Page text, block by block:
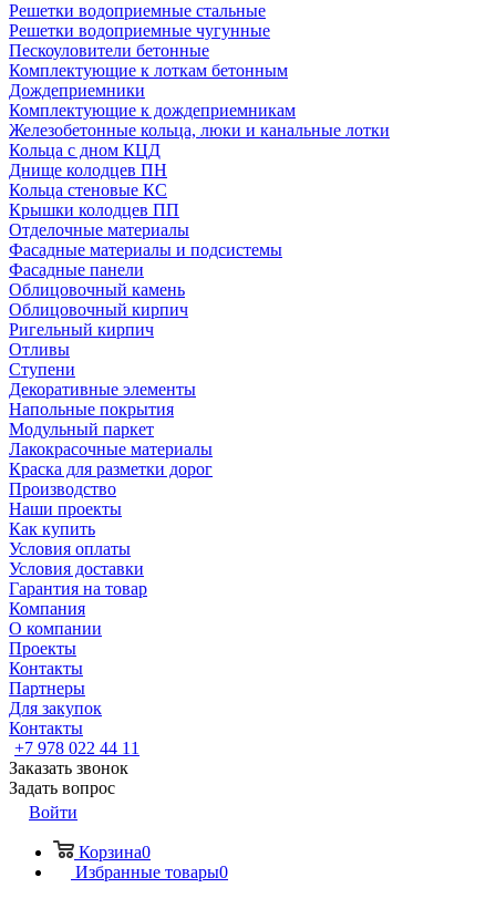
Решетки водоприемные стальные
Решетки водоприемные чугунные
Пескоуловители бетонные
Комплектующие к лоткам бетонным
Дождеприемники
Комплектующие к дождеприемникам
Железобетонные кольца, люки и канальные лотки
Кольца с дном КЦД
Днище колодцев ПН
Кольца стеновые КС
Крышки колодцев ПП
Отделочные материалы
Фасадные материалы и подсистемы
Фасадные панели
Облицовочный камень
Облицовочный кирпич
Ригельный кирпич
Отливы
Ступени
Декоративные элементы
Напольные покрытия
Модульный паркет
Лакокрасочные материалы
Краска для разметки дорог
Производство
Наши проекты
Как купить
Условия оплаты
Условия доставки
Гарантия на товар
Компания
О компании
Проекты
Контакты
Партнеры
Для закупок
Контакты
+7 978 022 44 11
Заказать звонок
Задать вопрос
Войти
Корзина0
Избранные товары0